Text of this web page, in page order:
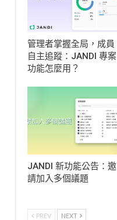
輯] > 儲存設定。
Mobile
【操作方式】：界面下
方工作>[書籤]>[...更多] >
[編輯] > [儲存]。
調整書
籤排序
【操作方式】：
[書籤]>[調整順序] > [拖曳
書籤] > [儲存]。
管理者掌握全局，成員
自主追蹤：JANDI 專案
功能怎麼用？
JANDI 新功能公告：邀
請加入多個議題
PREV NEXT